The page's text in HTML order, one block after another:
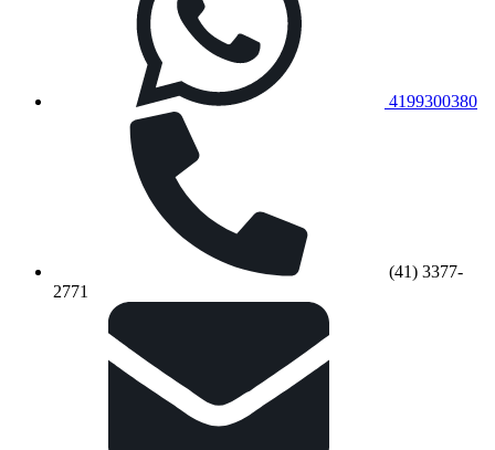
4199300380
(41) 3377-
2771